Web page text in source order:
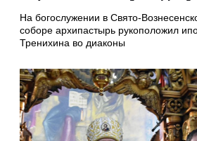
На богослужении в Свято-
соборе архипастырь рукоположил
Тренихина во диаконы